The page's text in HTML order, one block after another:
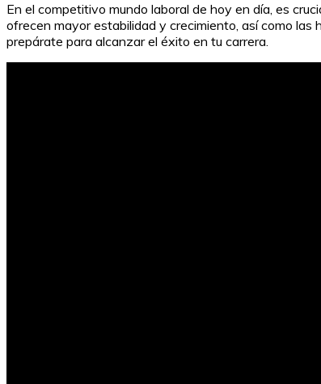
En el competitivo mundo laboral de hoy en día, es
ofrecen mayor estabilidad y crecimiento, así como
prepárate para alcanzar el éxito en tu carrera.